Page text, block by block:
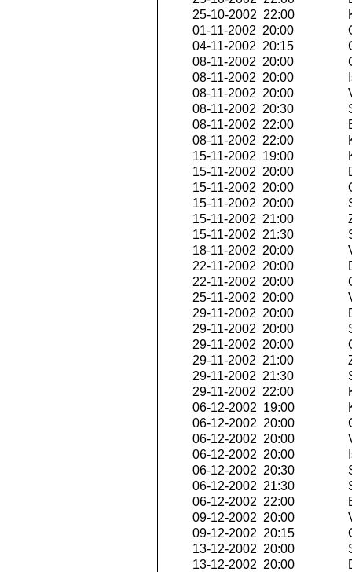
25-10-2002 22:00
01-11-2002 20:00
04-11-2002 20:15
08-11-2002 20:00
08-11-2002 20:00
08-11-2002 20:00
08-11-2002 20:30
08-11-2002 22:00
08-11-2002 22:00
15-11-2002 19:00
15-11-2002 20:00
15-11-2002 20:00
15-11-2002 20:00
15-11-2002 21:00
15-11-2002 21:30
18-11-2002 20:00
22-11-2002 20:00
22-11-2002 20:00
25-11-2002 20:00
29-11-2002 20:00
29-11-2002 20:00
29-11-2002 20:00
29-11-2002 21:00
29-11-2002 21:30
29-11-2002 22:00
06-12-2002 19:00
06-12-2002 20:00
06-12-2002 20:00
06-12-2002 20:00
06-12-2002 20:30
06-12-2002 21:30
06-12-2002 22:00
09-12-2002 20:00
09-12-2002 20:15
13-12-2002 20:00
13-12-2002 20:00